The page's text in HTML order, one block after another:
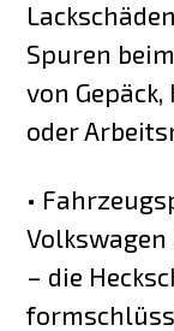
Spuren
von
oder
•
Volkswagen
– die